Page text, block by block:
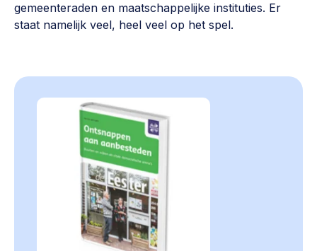
gemeenteraden en maatschappelijke instituties. Er
staat namelijk veel, heel veel op het spel.